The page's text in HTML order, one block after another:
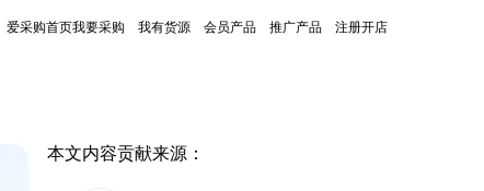
爱采购首页我要采购 我有货源 会员产品 推广产品 注册开店
本文内容贡献来源：